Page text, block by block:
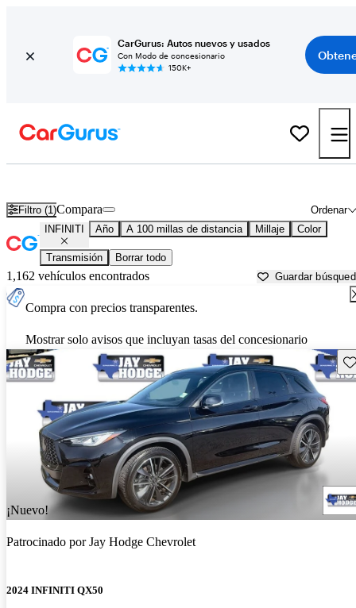
CarGurus: Autos nuevos y usados
Con Modo de concesionario
150K+
Filtro (1) Ordenar
Compara
INFINITI Año A 100 millas de distancia Millaje Color
Transmisión Borrar todo
1,162 vehículos encontrados Guardar
Compra con precios transparentes.
Mostrar solo avisos que incluyan tasas del concesionario
¡Nuevo!
Patrocinado porJay Hodge Chevrolet
2024 INFINITI QX50